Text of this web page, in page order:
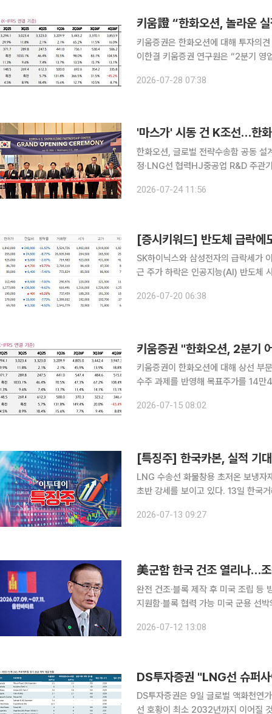
키움證 “한화오션, 놀라운
키움증권은 한화오션에 대해 투자의
이한결 키움증권 연구원은 “2분기
션의 27일 종가는 8만8800원이다.
2026-07-28 07:38
'마스가' 시동 건 K조선…한
한화오션, 글로벌 전략수송함 공동
정·LNG선 협력HJ중공업 R&D 주관기관 선정 국내 조선업계가 미국 조선산업
발, 전문인력 양성까지 협력 범위도
2026-07-24 11:56
SK하이닉스와 삼성전자의 급락세가
근 주가 하락은 인공지능(AI) 반도체
퍼스케일러 실적 발표, 외국인 수급
2026-07-20 06:38
키움증권 "한화오션, 2분기
키움증권이 한화오션에 대해 상선 부
수주 과제를 반영해 목표주가를 14
우호적인 환 영향이 반영돼 호실적으
2026-07-15 08:02
LNG 수송선 화물창용 초저온 보냉자
초반 강세를 보이고 있다. 13일 한국거래소에 따르면 오전 9시22분 한국카본은 전 거래일 대비
2026-07-13 09:27
美군함 한국 건조 열리나…
완전 건조·블록 제작 후 미국 조립 등
지원함·블록 협력 가능 미국 군용 선박의 한국 건조 가능성이 거론되면서 국내 조선 3사의 기대감이
2026-07-12 13:08
DS투자증권은 9일 글로벌 액화천연
선 호황이 최소 2032년까지 이어질